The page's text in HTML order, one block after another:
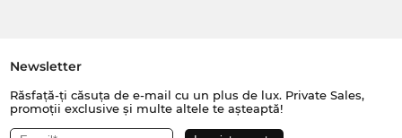
Newsletter
Răsfață-ți căsuța de e-mail cu un plus de lux. Private Sales,
promoții exclusive și multe altele te așteaptă!